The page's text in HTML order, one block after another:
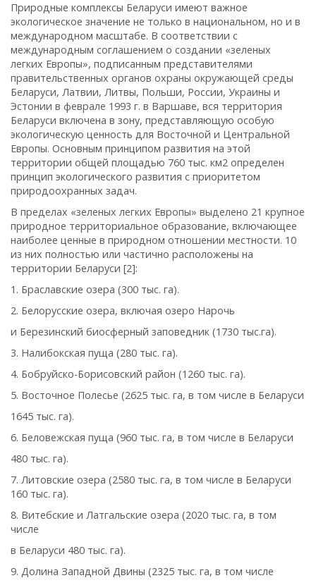
Природные комплексы Беларуси имеют важное
экологическое значение не только в национальном, но и в
международном масштабе. В соответствии с
международным соглашением о создании «зеленых
легких Европы», подписанным представителями
правительственных органов охраны окружающей среды
Беларуси, Латвии, Литвы, Польши, России, Украины и
Эстонии в феврале 1993 г. в Варшаве, вся территория
Беларуси включена в зону, представляющую особую
экологическую ценность для Восточной и Центральной
Европы. Основным принципом развития на этой
территории общей площадью 760 тыс. км2 определен
принцип экологического развития с приоритетом
природоохранных задач.
В пределах «зеленых легких Европы» выделено 21 крупное
природное территориальное образование, включающее
наиболее ценные в природном отношении местности. 10
из них полностью или частично расположены на
территории Беларуси [2]:
1. Браславские озера (300 тыс. га).
2. Белорусские озера, включая озеро Нарочь
и Березинский биосферный заповедник (1730 тыс.га).
3. Налибокская пуща (280 тыс. га).
4. Бобруйско-Борисовский район (1260 тыс. га).
5. Восточное Полесье (2625 тыс. га, в том числе в Беларуси
1645 тыс. га).
6. Беловежская пуща (960 тыс. га, в том числе в Беларуси
480 тыс. га).
7. Литовские озера (2580 тыс. га, в том числе в Беларуси
160 тыс. га).
8. Витебские и Латгальские озера (2020 тыс. га, в том
числе
в Беларуси 480 тыс. га).
9. Долина Западной Двины (2325 тыс. га, в том числе